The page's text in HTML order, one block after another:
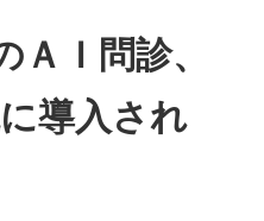
ＡＩ問診、
導入され